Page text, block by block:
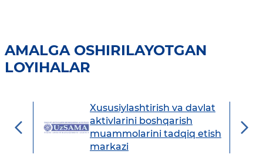
AMALGA OSHIRILAYOTGAN
LOYIHALAR
Xususiylashtirish va davlat
aktivlarini boshqarish
muammolarini tadqiq etish
markazi